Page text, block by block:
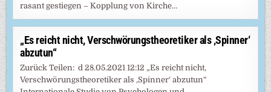
rasant gestiegen – Kopplung von Kirche…
„Es reicht nicht, Verschwörungstheoretiker als ‚Spinner‘
abzutun“
Zurück Teilen: d 28.05.2021 12:12 „Es reicht nicht,
Verschwörungstheoretiker als ‚Spinner‘ abzutun“